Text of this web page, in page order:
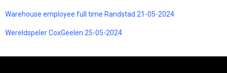
Warehouse employee full time Randstad 21-05-2024
Wereldspeler CoxGeelen 25-05-2024